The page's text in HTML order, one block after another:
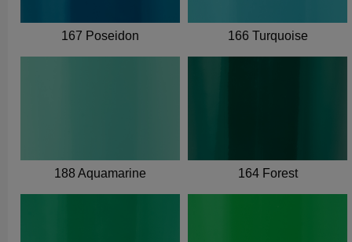
167 Poseidon 166 Turquoise
188 Aquamarine 164 Forest